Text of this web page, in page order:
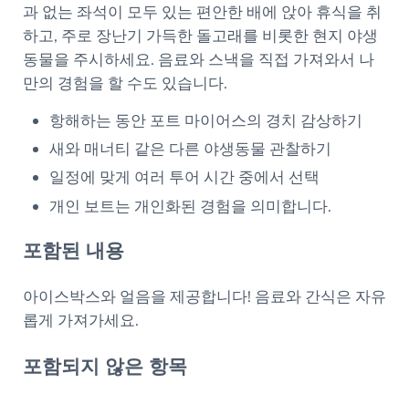
과 없는 좌석이 모두 있는 편안한 배에 앉아 휴식을 취
하고, 주로 장난기 가득한 돌고래를 비롯한 현지 야생
동물을 주시하세요. 음료와 스낵을 직접 가져와서 나
만의 경험을 할 수도 있습니다.
항해하는 동안 포트 마이어스의 경치 감상하기
새와 매너티 같은 다른 야생동물 관찰하기
일정에 맞게 여러 투어 시간 중에서 선택
개인 보트는 개인화된 경험을 의미합니다.
포함된 내용
아이스박스와 얼음을 제공합니다! 음료와 간식은 자유
롭게 가져가세요.
포함되지 않은 항목